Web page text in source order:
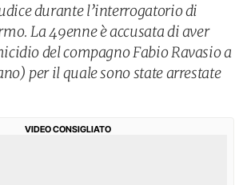
durante l’interrogatorio di
La 49enne è accusata di aver
del compagno Fabio Ravasio a
per il quale sono state arrestate
VIDEO CONSIGLIATO